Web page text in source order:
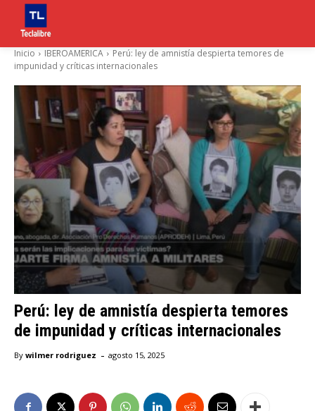
Inicio IBEROAMERICA
Perú: ley de amnistía despierta temores de
impunidad y críticas internacionales
Perú: ley de amnistía despierta temores
de impunidad y críticas internacionales
By wilmer rodriguez - agosto 15, 2025